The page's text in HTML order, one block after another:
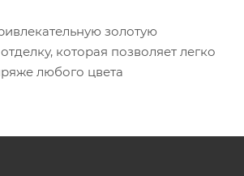
золотую
которая позволяет легко
любого цвета